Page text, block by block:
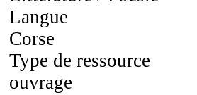
Langue
Corse
Type de ressource
ouvrage